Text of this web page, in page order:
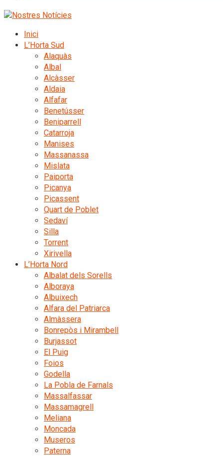
Inici
L’Horta Sud
Alaquàs
Albal
Alcàsser
Aldaia
Alfafar
Benetússer
Beniparrell
Catarroja
Manises
Massanassa
Mislata
Paiporta
Picanya
Picassent
Quart de Poblet
Sedaví
Silla
Torrent
Xirivella
L’Horta Nord
Albalat dels Sorells
Alboraya
Albuixech
Alfara del Patriarca
Almàssera
Bonrepòs i Mirambell
Burjassot
El Puig
Foios
Godella
La Pobla de Farnals
Massalfassar
Massamagrell
Meliana
Moncada
Museros
Paterna